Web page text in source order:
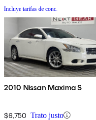
Incluye tarifas de conc.
2010 Nissan Maxima S
$6,750 Trato justo